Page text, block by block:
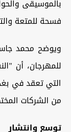
بالموسيقى
فسحة للمتعة
ويوضح محمد
للمهرجان، أن
التي تعقد في
من الشركات
توسع وانتشار